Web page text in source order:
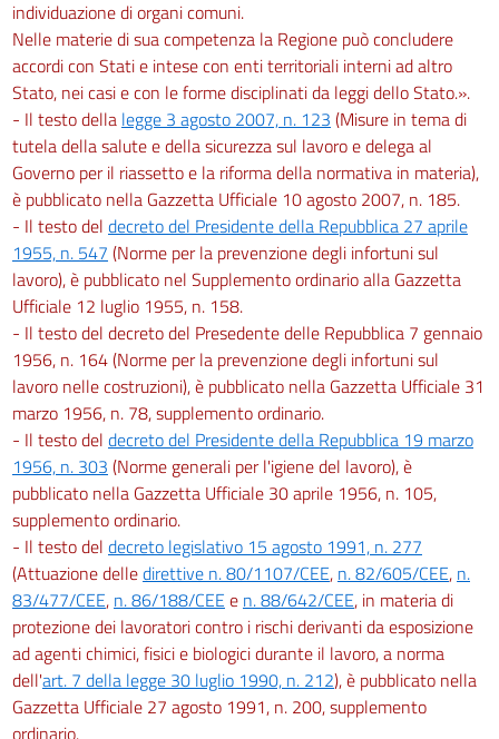
137
138
Sezione VI
Ponteggi movibili
139
140
Sezione VII
Costruzioni edilizie
141
142
143
144
145
146
147
148
149
Sezione VIII
Demolizioni
150
individuazione di organi comuni.
Nelle materie di sua competenza la Regione può concludere
accordi con Stati e intese con enti territoriali interni ad altro
Stato, nei casi e con le forme disciplinati da leggi dello Stato.».
- Il testo della legge 3 agosto 2007, n. 123 (Misure in tema di
tutela della salute e della sicurezza sul lavoro e delega al
Governo per il riassetto e la riforma della normativa in materia),
è pubblicato nella Gazzetta Ufficiale 10 agosto 2007, n. 185.
- Il testo del decreto del Presidente della Repubblica 27 aprile
1955, n. 547 (Norme per la prevenzione degli infortuni sul
lavoro), è pubblicato nel Supplemento ordinario alla Gazzetta
Ufficiale 12 luglio 1955, n. 158.
- Il testo del decreto del Presedente delle Repubblica 7 gennaio
1956, n. 164 (Norme per la prevenzione degli infortuni sul
lavoro nelle costruzioni), è pubblicato nella Gazzetta Ufficiale 31
marzo 1956, n. 78, supplemento ordinario.
- Il testo del decreto del Presidente della Repubblica 19 marzo
1956, n. 303 (Norme generali per l'igiene del lavoro), è
pubblicato nella Gazzetta Ufficiale 30 aprile 1956, n. 105,
supplemento ordinario.
- Il testo del decreto legislativo 15 agosto 1991, n. 277
(Attuazione delledirettive n. 80/1107/CEE, n. 82/605/CEE, n.
83/477/CEE, n. 86/188/CEE e n. 88/642/CEE, in materia di
protezione dei lavoratori contro i rischi derivanti da esposizione
ad agenti chimici, fisici e biologici durante il lavoro, a norma
dell'art. 7 della legge 30 luglio 1990, n. 212), è pubblicato nella
Gazzetta Ufficiale 27 agosto 1991, n. 200, supplemento
ordinario.